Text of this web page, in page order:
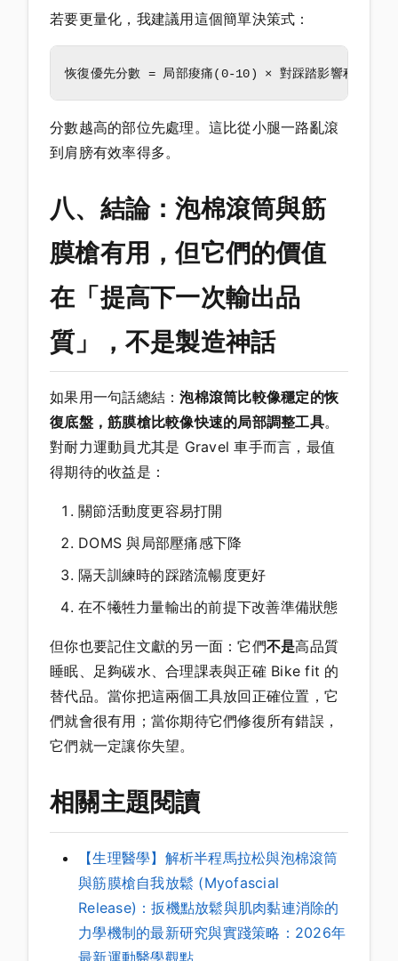
若要更量化，我建議用這個簡單決策式：
分數越高的部位先處理。這比從小腿一路亂滾
到肩膀有效率得多。
八、結論：泡棉滾筒與筋
膜槍有用，但它們的價值
在「提高下一次輸出品
質」，不是製造神話
如果用一句話總結：泡棉滾筒比較像穩定的恢
復底盤，筋膜槍比較像快速的局部調整工具。
對耐力運動員尤其是 Gravel 車手而言，最值
得期待的收益是：
關節活動度更容易打開
DOMS 與局部壓痛感下降
隔天訓練時的踩踏流暢度更好
在不犧牲力量輸出的前提下改善準備狀態
但你也要記住文獻的另一面：它們不是高品質
睡眠、足夠碳水、合理課表與正確 Bike fit 的
替代品。當你把這兩個工具放回正確位置，它
們就會很有用；當你期待它們修復所有錯誤，
它們就一定讓你失望。
相關主題閱讀
【生理醫學】解析半程馬拉松與泡棉滾筒
與筋膜槍自我放鬆 (Myofascial
Release)：扳機點放鬆與肌肉黏連消除的
力學機制的最新研究與實踐策略：2026年
最新運動醫學觀點